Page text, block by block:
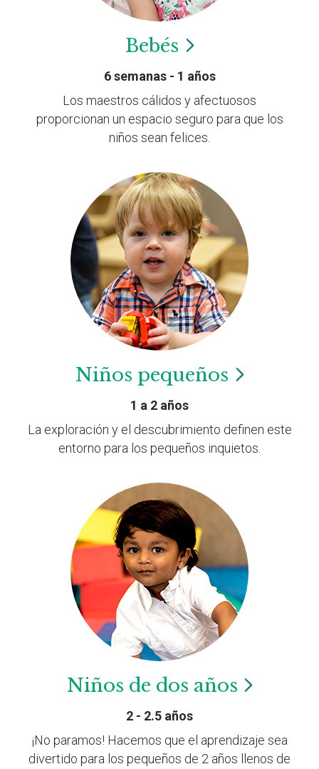
Bebés
6 semanas - 1 años
Los maestros cálidos y afectuosos
proporcionan un espacio seguro para que los
niños sean felices.
Niños pequeños
1 a 2 años
La exploración y el descubrimiento definen este
entorno para los pequeños inquietos.
Niños de dos años
2 - 2.5 años
¡No paramos! Hacemos que el aprendizaje sea
divertido para los pequeños de 2 años llenos de